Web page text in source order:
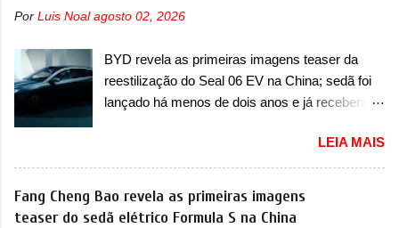
arrancando corações em nosso mercado. Os
vendas em 1994 foram o Renault R19 que
vinha em 3 versões de carroceria, sendo duas
do hatch e o sedan, a famosa Kia Besta, o Vol...
motor 1.0 12v Turbo Flex, conhecido como
Strada soube ser mutável com avanços
importantes que a concorrência nunca
conseguiu acompanhar e agora ela abre uma
T200, que estreou nos irmãos Pulse e
Fastback. "A Fiat Strada é mais do que uma
picape, é uma verdadeira revolução no
mercado automotivo. Há alguns anos era
Por Luis Noal agosto 02, 2026
BYD revela as primeiras imagens teaser da
reestilização do Seal 06 EV na China; sedã foi
lançado há menos de dois anos e já receberá a
primeiras imagens teaser de uma mudança
visual para um dos seus menores sedãs
elétricos na China, pertencente à linha Ocean.
Trata-se do Seal 06 EV, lançado no segundo
LEIA MAIS
Fang Cheng Bao revela as primeiras imagens
teaser do sedã elétrico Formula S na China